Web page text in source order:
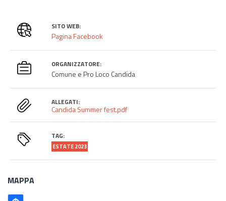
SITO WEB:
Pagina Facebook
ORGANIZZATORE:
Comune e Pro Loco Candida
ALLEGATI:
Candida Summer fest.pdf
TAG:
ESTATE 2023
MAPPA